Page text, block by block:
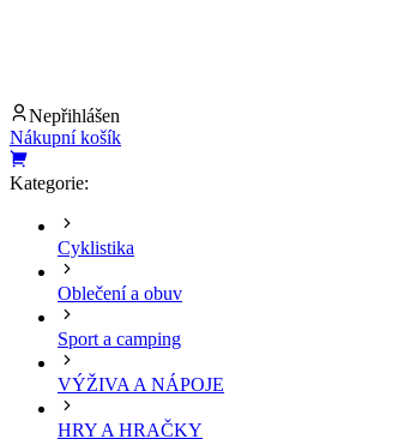
Nepřihlášen
Nákupní košík
Kategorie:
Cyklistika
Oblečení a obuv
Sport a camping
VÝŽIVA A NÁPOJE
HRY A HRAČKY